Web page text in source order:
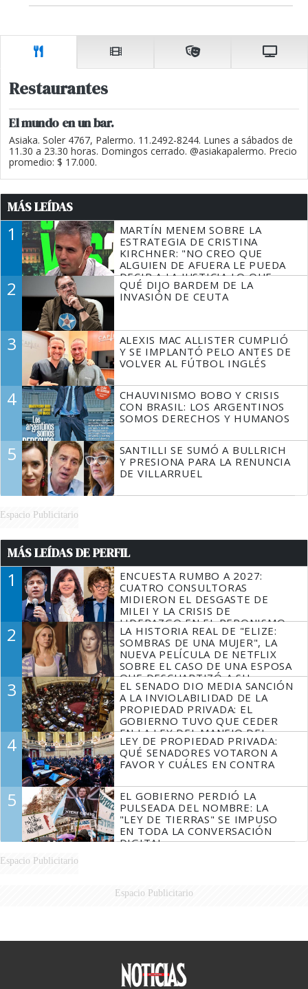
Restaurantes
El mundo en un bar.
Asiaka. Soler 4767, Palermo. 11.2492-8244. Lunes a sábados de
11.30 a 23.30 horas. Domingos cerrado. @asiakapalermo. Precio
promedio: $ 17.000.
MÁS LEÍDAS
1
MARTÍN MENEM SOBRE LA
ESTRATEGIA DE CRISTINA
KIRCHNER: "NO CREO QUE
ALGUIEN DE AFUERA LE PUEDA
DECIR A LA JUSTICIA LO QUE
TIENE QUE HACER"
2
QUÉ DIJO BARDEM DE LA
INVASIÓN DE CEUTA
3
ALEXIS MAC ALLISTER CUMPLIÓ
Y SE IMPLANTÓ PELO ANTES DE
VOLVER AL FÚTBOL INGLÉS
4
CHAUVINISMO BOBO Y CRISIS
CON BRASIL: LOS ARGENTINOS
SOMOS DERECHOS Y HUMANOS
5
SANTILLI SE SUMÓ A BULLRICH
Y PRESIONA PARA LA RENUNCIA
DE VILLARRUEL
Espacio Publicitario
MÁS LEÍDAS DE PERFIL
1
ENCUESTA RUMBO A 2027:
CUATRO CONSULTORAS
MIDIERON EL DESGASTE DE
MILEI Y LA CRISIS DE
LIDERAZGO EN EL PERONISMO
2
LA HISTORIA REAL DE "ELIZE:
SOMBRAS DE UNA MUJER", LA
NUEVA PELÍCULA DE NETFLIX
SOBRE EL CASO DE UNA ESPOSA
QUE DESCUARTIZÓ A SU
MARIDO
3
EL SENADO DIO MEDIA SANCIÓN
A LA INVIOLABILIDAD DE LA
PROPIEDAD PRIVADA: EL
GOBIERNO TUVO QUE CEDER
EN LA LEY DEL MANEJO DEL
FUEGO
4
LEY DE PROPIEDAD PRIVADA:
QUÉ SENADORES VOTARON A
FAVOR Y CUÁLES EN CONTRA
5
EL GOBIERNO PERDIÓ LA
PULSEADA DEL NOMBRE: LA
"LEY DE TIERRAS" SE IMPUSO
EN TODA LA CONVERSACIÓN
DIGITAL
Espacio Publicitario
Espacio Publicitario